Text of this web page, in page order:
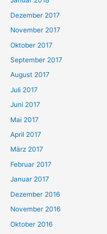
Dezember 2017
November 2017
Oktober 2017
September 2017
August 2017
Juli 2017
Juni 2017
Mai 2017
April 2017
März 2017
Februar 2017
Januar 2017
Dezember 2016
November 2016
Oktober 2016